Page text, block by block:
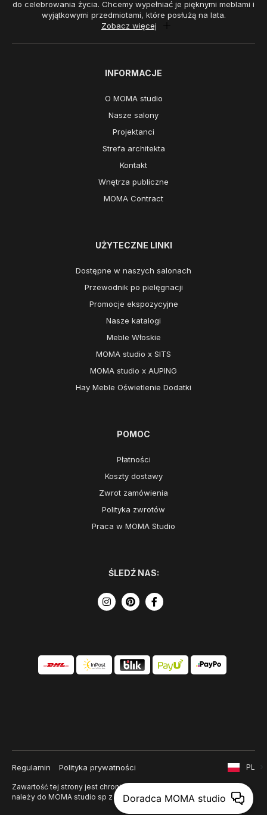
do celebrowania życia. Chcemy wypełniać je pięknymi meblami i
wyjątkowymi przedmiotami, które posłużą na lata.
Zobacz więcej
INFORMACJE
O MOMA studio
Nasze salony
Projektanci
Strefa architekta
Kontakt
Wnętrza publiczne
MOMA Contract
UŻYTECZNE LINKI
Dostępne w naszych salonach
Przewodnik po pielęgnacji
Promocje ekspozycyjne
Nasze katalogi
Meble Włoskie
MOMA studio x SITS
MOMA studio x AUPING
Hay Meble Oświetlenie Dodatki
POMOC
Płatności
Koszty dostawy
Zwrot zamówienia
Polityka zwrotów
Praca w MOMA Studio
ŚLEDŹ NAS:
Regulamin Polityka prywatności
Zawartość tej strony jest chroniona prawem autorskim i
należy do MOMA studio sp z o. o.
PL
Doradca MOMA studio